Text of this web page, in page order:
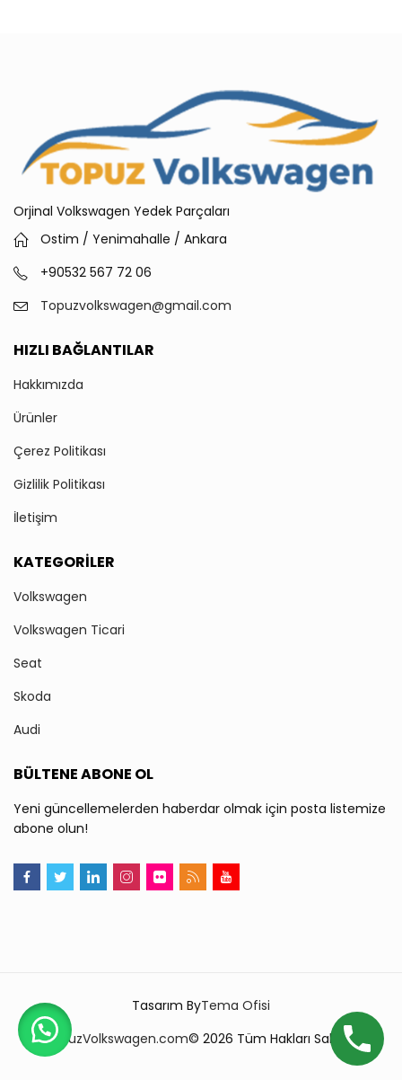
Orjinal Volkswagen Yedek Parçaları
Ostim / Yenimahalle / Ankara
+90532 567 72 06
Topuzvolkswagen@gmail.com
HIZLI BAĞLANTILAR
Hakkımızda
Ürünler
Çerez Politikası
Gizlilik Politikası
İletişim
KATEGORILER
Volkswagen
Volkswagen Ticari
Seat
Skoda
Audi
BÜLTENE ABONE OL
Yeni güncellemelerden haberdar olmak için posta listemize
abone olun!
TopuzVolkswagen.com© 2026 Tüm Hakları Saklıdır.
Tasarım ByTema Ofisi